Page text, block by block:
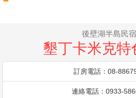
後壁湖半島民宿
墾丁卡米克特
訂房電話：08-
連絡電話：0933-